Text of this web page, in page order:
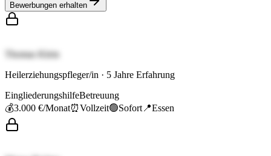
Bewerbungen erhalten
Thomas Klein
Heilerziehungspfleger/in · 5 Jahre Erfahrung
EingliederungshilfeBetreuung
💰3.000 €/Monat⏰Vollzeit🟢Sofort 📍Essen